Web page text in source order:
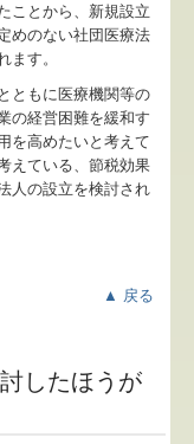
ことから、新規設立
めのない社団医療法
ます。
ともに医療機関等の
の経営困難を緩和す
を高めたいと考えて
えている、節税効果
人の設立を検討され
▲ 戻る
したほうが